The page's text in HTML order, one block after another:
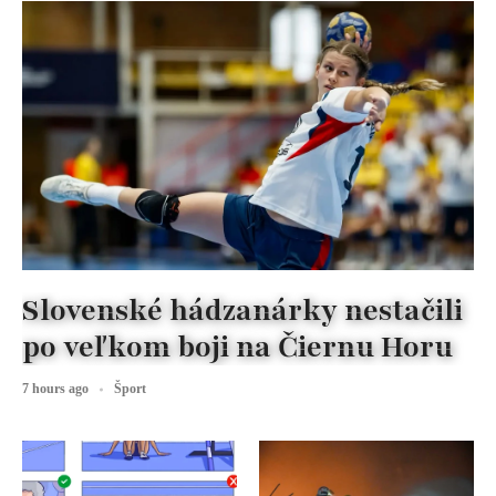
Slovenské hádzanárky nestačili
po veľkom boji na Čiernu Horu
7 hours ago Šport